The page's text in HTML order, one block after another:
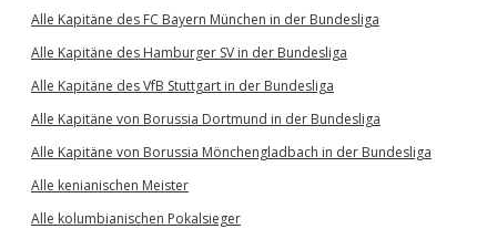
Alle Kapitäne des FC Bayern München in der Bundesliga
Alle Kapitäne des Hamburger SV in der Bundesliga
Alle Kapitäne des VfB Stuttgart in der Bundesliga
Alle Kapitäne von Borussia Dortmund in der Bundesliga
Alle Kapitäne von Borussia Mönchengladbach in der Bundesliga
Alle kenianischen Meister
Alle kolumbianischen Pokalsieger